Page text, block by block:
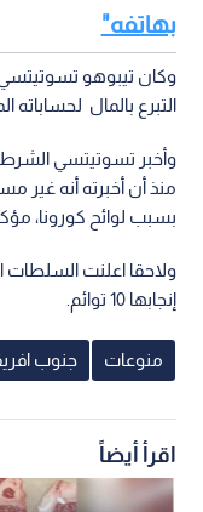
بهاتفه"
وكان تيبوهو
التبرع بالمال لحساباته
وأخبر تسوتيتسي
منذ أن أخبرته أنه
بسبب لوائح كورونا،
ولاحقا اعلنت السلطات
إنجابها 10 توائم.
منوعات جنوب
اقرأ أيضاً